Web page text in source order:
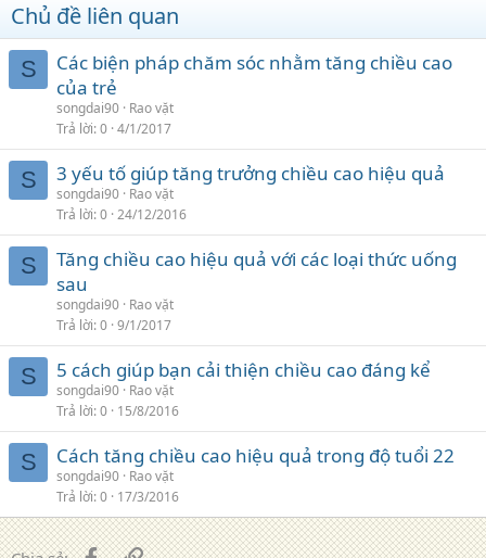
Chủ đề liên quan
S
Các biện pháp chăm sóc nhằm tăng chiều cao
của trẻ
songdai90 Rao vặt
Trả lời 0 4/1/2017
S 3 yếu tố giúp tăng trưởng chiều cao hiệu quả
songdai90 Rao vặt
Trả lời 0 24/12/2016
S
Tăng chiều cao hiệu quả với các loại thức uống
sau
songdai90 Rao vặt
Trả lời 0 9/1/2017
S 5 cách giúp bạn cải thiện chiều cao đáng kể
songdai90 Rao vặt
Trả lời 0 15/8/2016
S Cách tăng chiều cao hiệu quả trong độ tuổi 22
songdai90 Rao vặt
Trả lời 0 17/3/2016